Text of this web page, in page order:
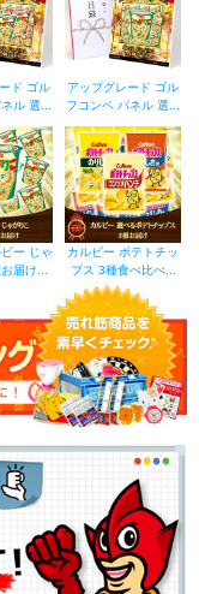
ド ゴル
ル 選...
アップグレード ゴル
フコンペ パネル 選...
ー じゃ
届け...
カルビー ポテトチッ
プス 3種食べ比べ...